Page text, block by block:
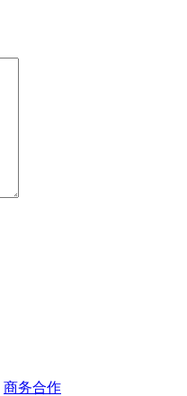
商务合作